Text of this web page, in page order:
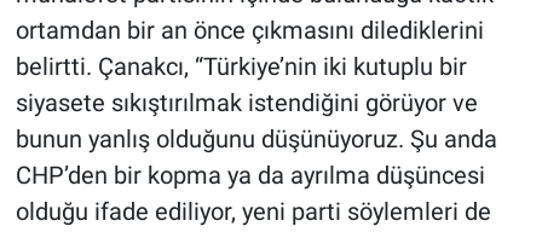
ortamdan bir an önce çıkmasını dilediklerini
belirtti. Çanakcı, “Türkiye’nin iki kutuplu bir
siyasete sıkıştırılmak istendiğini görüyor ve
bunun yanlış olduğunu düşünüyoruz. Şu anda
CHP’den bir kopma ya da ayrılma düşüncesi
olduğu ifade ediliyor, yeni parti söylemleri de